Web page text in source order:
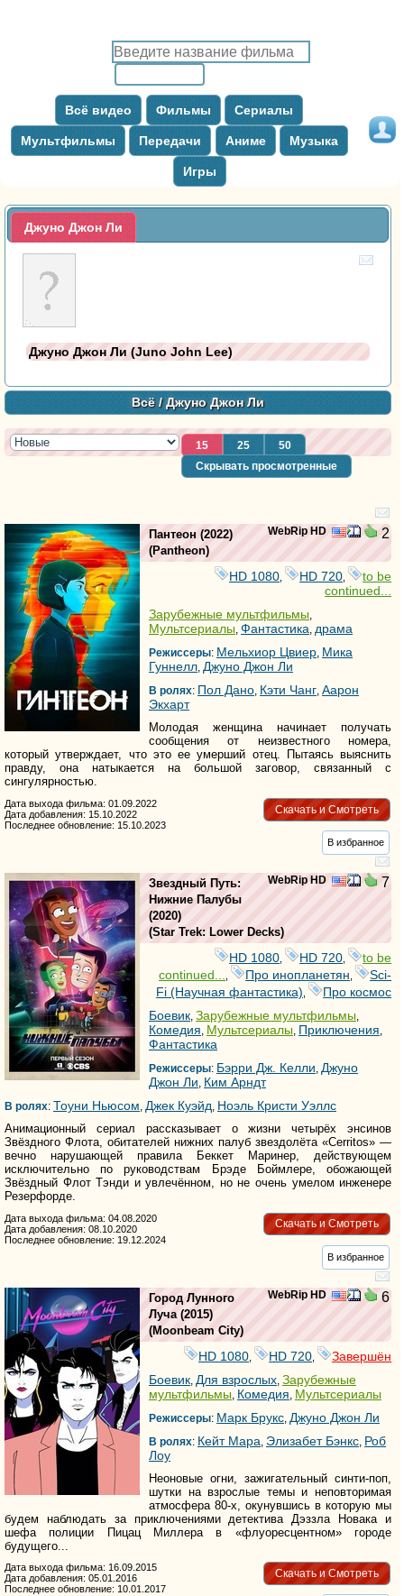
Всё видео Фильмы Сериалы
Мультфильмы Передачи Аниме Музыка
Игры
Джуно Джон Ли
Джуно Джон Ли (Juno John Lee)
Всё/ Джуно Джон Ли
15 25
50
Скрывать просмотренные
WebRip HD 2
Пантеон (2022)
(Pantheon)
HD 1080 HD 720
to be
continued...
Зарубежные мультфильмы,
Мультсериалы, Фантастика, драма
Режиссеры: Мельхиор Цвиер, Мика
Гуннелл, Джуно Джон Ли
В ролях: Пол Дано, Кэти Чанг, Аарон
Экхарт
Молодая женщина начинает получать
сообщения от неизвестного номера,
который утверждает, что это ее умерший отец. Пытаясь выяснить
правду, она натыкается на большой заговор, связанный с
сингулярностью.
Скачать и Смотреть
Дата выхода фильма: 01.09.2022
Дата добавления: 15.10.2022
Последнее обновление: 15.10.2023
В избранное
WebRip HD 7
Звездный Путь:
Нижние Палубы
(2020)
(Star Trek: Lower Decks)
HD 1080 HD 720
to be
continued...
Про инопланетян
Sci-
Fi (Научная фантастика)
Про космос
Боевик, Зарубежные мультфильмы,
Комедия, Мультсериалы, Приключения,
Фантастика
Режиссеры: Бэрри Дж. Келли, Джуно
Джон Ли, Ким Арндт
В ролях: Тоуни Ньюсом, Джек Куэйд, Ноэль Кристи Уэллс
Анимационный сериал рассказывает о жизни четырёх энсинов
Звёздного Флота, обитателей нижних палуб звездолёта «Cerritos» —
вечно нарушающей правила Беккет Маринер, действующем
исключительно по руководствам Брэде Боймлере, обожающей
Звёздный Флот Тэнди и увлечённом, но не очень умелом инженере
Резерфорде.
Скачать и Смотреть
Дата выхода фильма: 04.08.2020
Дата добавления: 08.10.2020
Последнее обновление: 19.12.2024
В избранное
WebRip HD 6
Город Лунного
Луча (2015)
(Moonbeam City)
HD 1080 HD 720
Завершён
Боевик Для взрослых Зарубежные
мультфильмы Комедия Мультсериалы
Режиссеры: Марк Брукс Джуно Джон Ли
В ролях: Кейт Мара Элизабет Бэнкс Роб
Лоу
Неоновые огни, зажигательный синти-поп,
шутки на взрослые темы и неповторимая
атмосфера 80-х, окунувшись в которую мы
будем наблюдать за приключениями детектива Дэззла Новака и
шефа полиции Пицац Миллера в «флуоресцентном» городе
будущего...
Скачать и Смотреть
Дата выхода фильма: 16.09.2015
Дата добавления: 05.01.2016
Последнее обновление: 10.01.2017